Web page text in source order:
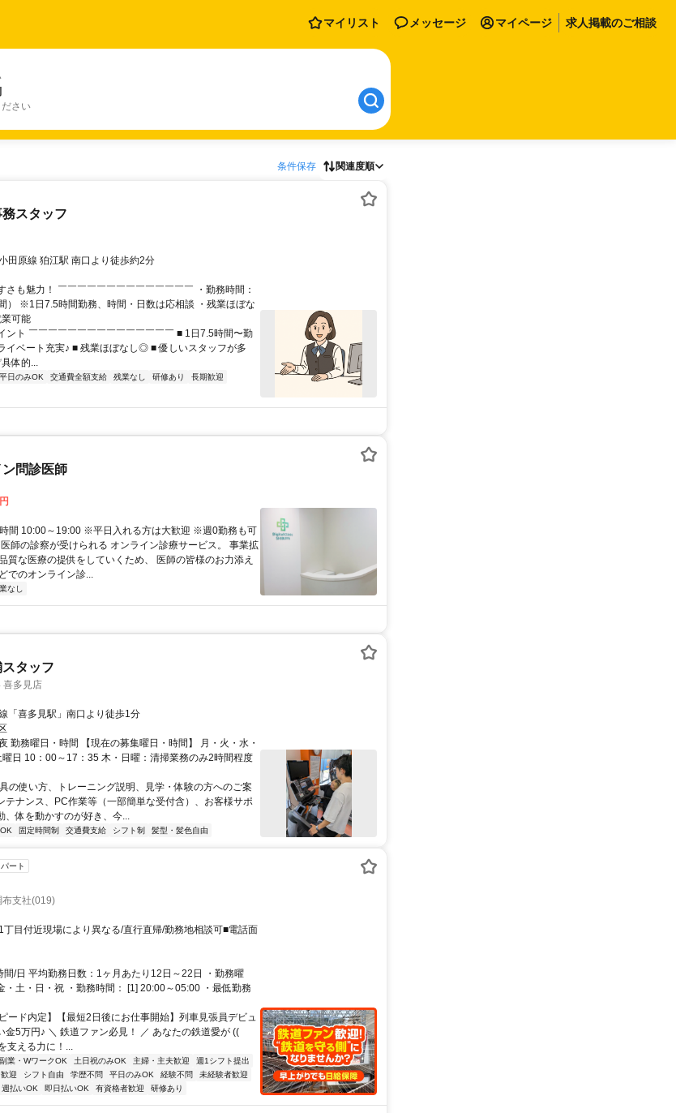
マイリスト メッセージ マイページ 求人掲載のご相談
さい
条件保存 関連度順
スタッフ
田原線 狛江駅 南口より徒歩約2分
さも魅力！ ￣￣￣￣￣￣￣￣￣￣￣￣￣￣ ・勤務時間：
） ※1日7.5時間勤務、時間・日数は応相談 ・残業ほぼな
可能
ント ￣￣￣￣￣￣￣￣￣￣￣￣￣￣￣ ■ 1日7.5時間〜勤
イベート充実♪ ■ 残業ほぼなし◎ ■ 優しいスタッフが多
体的...
平日のみOK 交通費全額支給 残業なし 研修あり
長期歓迎
問診医師
間 10:00～19:00 ※平日入れる方は大歓迎 ※週0勤務も可
師の診察が受けられる オンライン診療サービス。 事業拡
質な医療の提供をしていくため、 医師の皆様のお力添え
でのオンライン診...
なし
タッフ
喜多見店
「喜多見駅」南口より徒歩1分
勤務曜日・時間 【現在の募集曜日・時間】 月・火・水・
日 10：00～17：35 木・日曜：清掃業務のみ2時間程度
の使い方、トレーニング説明、見学・体験の方へのご案
テナンス、PC作業等（一部簡単な受付含）、お客様サポ
、体を動かすのが好き、今...
固定時間制 交通費支給 シフト制 髪型・髪色自由
ート
支社(019)
丁目付近現場により異なる/直行直帰/勤務地相談可■電話面
間/日 平均勤務日数：1ヶ月あたり12日～22日 ・勤務曜
・土・日・祝 ・勤務時間： [1] 20:00～05:00 ・最低勤務
ード内定】【最短2日後にお仕事開始】列車見張員デビュ
5万円♪ ＼ 鉄道ファン必見！ ／ あなたの鉄道愛が ((ゝ
支える力に！...
副業・WワークOK 土日祝のみOK 主婦・主夫歓迎
週1シフト提出
迎 シフト自由 学歴不問 平日のみOK 経験不問
未経験者歓迎
週払いOK 即日払いOK 有資格者歓迎 研修あり